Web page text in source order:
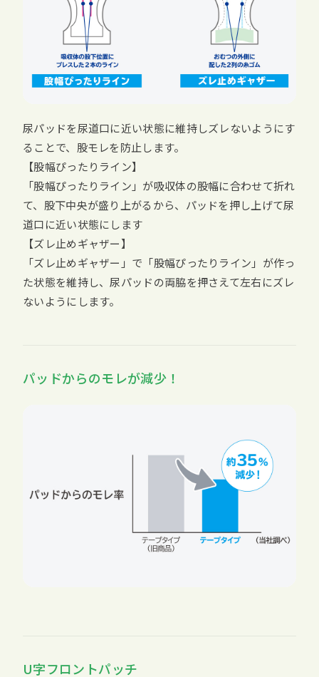
尿パッドを尿道口に近い状態に維持しズレないようにす
ることで、股モレを防止します。
【股幅ぴったりライン】
「股幅ぴったりライン」が吸収体の股幅に合わせて折れ
て、股下中央が盛り上がるから、パッドを押し上げて尿
道口に近い状態にします
【ズレ止めギャザー】
「ズレ止めギャザー」で「股幅ぴったりライン」が作っ
た状態を維持し、尿パッドの両脇を押さえて左右にズレ
ないようにします。
パッドからのモレが減少！
U字フロントパッチ